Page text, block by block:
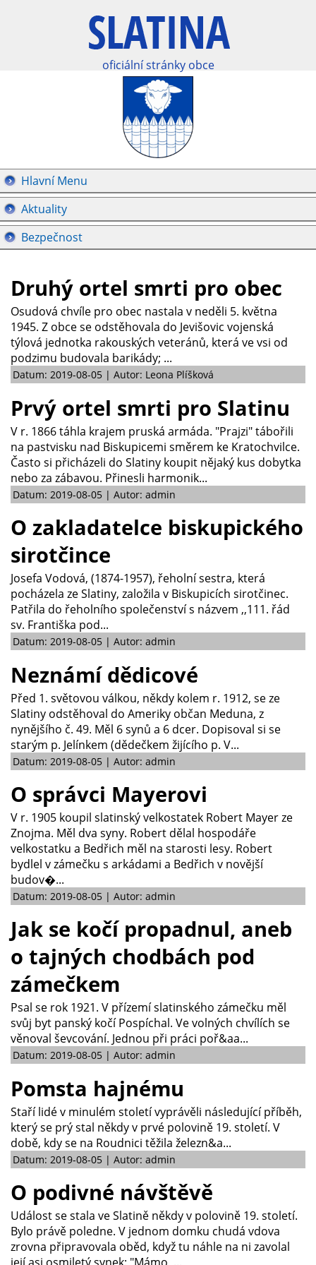
oficiální stránky obce
Hlavní Menu
Aktuality
Bezpečnost
Druhý ortel smrti pro obec
Osudová chvíle pro obec nastala v neděli 5. května
1945. Z obce se odstěhovala do Jevišovic vojenská
týlová jednotka rakouských veteránů, která ve vsi od
podzimu budovala barikády; ...
Datum: 2019-08-05 | Autor: Leona Plíšková
Prvý ortel smrti pro Slatinu
V r. 1866 táhla krajem pruská armáda. "Prajzi" tábořili
na pastvisku nad Biskupicemi směrem ke Kratochvilce.
Často si přicházeli do Slatiny koupit nějaký kus dobytka
nebo za zábavou. Přinesli harmonik...
Datum: 2019-08-05 | Autor: admin
O zakladatelce biskupického
sirotčince
Josefa Vodová, (1874-1957), řeholní sestra, která
pocházela ze Slatiny, založila v Biskupicích sirotčinec.
Patřila do řeholního společenství s názvem ,,111. řád
sv. Františka pod...
Datum: 2019-08-05 | Autor: admin
Neznámí dědicové
Před 1. světovou válkou, někdy kolem r. 1912, se ze
Slatiny odstěhoval do Ameriky občan Meduna, z
nynějšího č. 49. Měl 6 synů a 6 dcer. Dopisoval si se
starým p. Jelínkem (dědečkem žijícího p. V...
Datum: 2019-08-05 | Autor: admin
O správci Mayerovi
V r. 1905 koupil slatinský velkostatek Robert Mayer ze
Znojma. Měl dva syny. Robert dělal hospodáře
velkostatku a Bedřich měl na starosti lesy. Robert
bydlel v zámečku s arkádami a Bedřich v novější
budov�...
Datum: 2019-08-05 | Autor: admin
Jak se kočí propadnul, aneb
o tajných chodbách pod
zámečkem
Psal se rok 1921. V přízemí slatinského zámečku měl
svůj byt panský kočí Pospíchal. Ve volných chvílích se
věnoval ševcování. Jednou při práci poř&aa...
Datum: 2019-08-05 | Autor: admin
Pomsta hajnému
Staří lidé v minulém století vyprávěli následující příběh,
který se prý stal někdy v prvé polovině 19. století. V
době, kdy se na Roudnici těžila železn&a...
Datum: 2019-08-05 | Autor: admin
O podivné návštěvě
Událost se stala ve Slatině někdy v polovině 19. století.
Bylo právě poledne. V jednom domku chudá vdova
zrovna připravovala oběd, když tu náhle na ni zavolal